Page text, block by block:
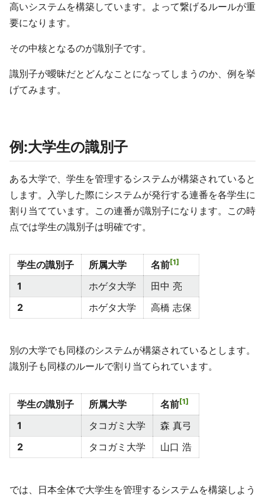
高いシステムを構築しています。よって繋げるルールが重
要になります。
その中核となるのが識別子です。
識別子が曖昧だとどんなことになってしまうのか、例を挙
げてみます。
例:大学生の識別子
ある大学で、学生を管理するシステムが構築されていると
します。入学した際にシステムが発行する連番を各学生に
割り当てています。この連番が識別子になります。この時
点では学生の識別子は明確です。
学生の識別子 所属大学 名前 1
1 ホゲタ大学
田中 亮
2
ホゲタ大学 高橋 志保
別の大学でも同様のシステムが構築されているとします。
識別子も同様のルールで割り当てられています。
学生の識別子 所属大学 名前 1
1 タコガミ大学
森 真弓
2
タコガミ大学 山口 浩
では、日本全体で大学生を管理するシステムを構築しよう